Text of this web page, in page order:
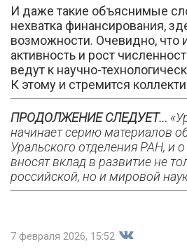
И даже такие объяснимые
нехватка финансирования,
возможности. Очевидно, что
активность и рост
ведут к научно-
К этому и стремится
ПРОДОЛЖЕНИЕ СЛЕДУЕТ...
начинает серию материалов
Уральского отделения РАН, и
вносят вклад в развитие не
российской, но и мировой
7 февраля 2026, 15:52